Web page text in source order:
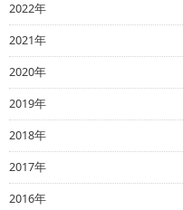
2022年
2021年
2020年
2019年
2018年
2017年
2016年